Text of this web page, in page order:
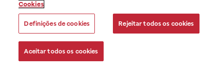
Cookies
Definições de cookies Rejeitar todos os cookies
Aceitar todos os cookies